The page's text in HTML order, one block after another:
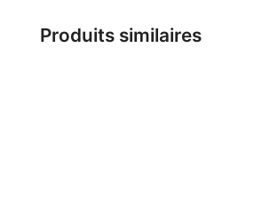
Produits similaires